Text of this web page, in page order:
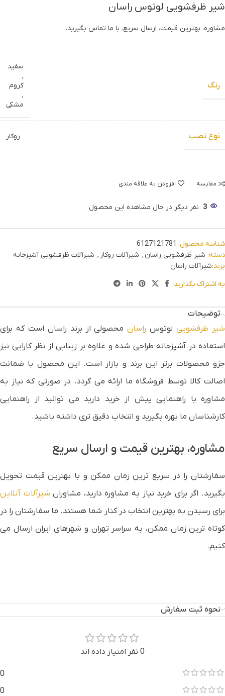
شیر ظرفشویی لوتوس راسان
مشاوره، بهترین قیمت، ارسال سریع. با ما تماس بگیرید.
رنگ
سفید
,
کروم
,
مشکی
نوع نصب روکار
مقایسه افزودن به علاقه مندی
3 نفر دیگر در حال مشاهده این محصول
شناسه محصول: 6127121781
دسته: شیر ظرفشویی راسان , شیرآلات روکار , شیرآلات ظرفشویی آشپزخانه
برند:شیرآلات راسان
به اشتراک بگذارید:
توضیحات
شیر ظرفشوییلوتوس راسانمحصولی از برند راسان است که برای
استفاده در آشپزخانه طراحی شده و علاوه بر زیبایی از نظر کارایی نیز
جزو محصولات برتر این برند و بازار است. این محصول با ضمانت
اصالت کالا توسط فروشگاه ما ارائه می گردد. در صورتی که نیاز به
مشاوره یا راهنمایی پیش از خرید دارید می توانید از راهنمایی
کارشناسان ما بهره بگیرید و انتخاب دقیق تری داشته باشید.
مشاوره، بهترین قیمت و ارسال سریع
سفارشتان را در سریع ترین زمان ممکن و با بهترین قیمت تحویل
بگیرید. اگر برای خرید نیاز به مشاوره دارید، مشاوران شیرآلات آنلاین
برای رسیدن به بهترین انتخاب در کنار شما هستند. ما سفارشتان را در
کوتاه ترین زمان ممکن، به سراسر تهران و شهرهای ایران ارسال می
کنیم.
نحوه ثبت سفارش
0 نفر امتیاز داده اند
0
0